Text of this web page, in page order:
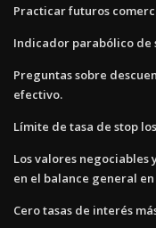
Practicar futuros
Indicador parabólico de
Preguntas sobre
efectivo.
Límite de tasa de stop
Los valores negociables
en el balance general
Cero tasas de interés